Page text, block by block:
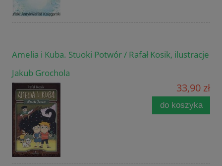
Amelia i Kuba. Stuoki Potwór / Rafał Kosik, ilustracje
Jakub Grochola
33,90 zł
do koszyka